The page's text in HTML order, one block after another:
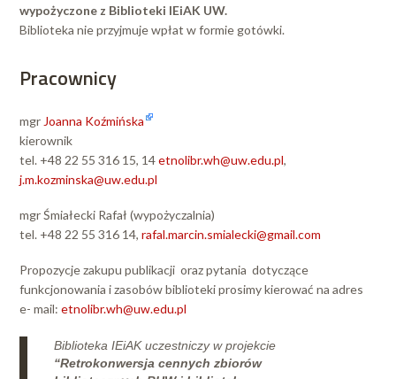
wypożyczone z Biblioteki IEiAK UW.
Biblioteka nie przyjmuje wpłat w formie gotówki.
Pracownicy
mgr Joanna Koźmińska
kierownik
tel. +48 22 55 316 15, 14etnolibr.wh@uw.edu.pl,
j.m.kozminska@uw.edu.pl
mgr Śmiałecki Rafał (wypożyczalnia)
tel. +48 22 55 316 14, rafal.marcin.smialecki@gmail.com
Propozycje zakupu publikacji oraz pytania dotyczące
funkcjonowania i zasobów biblioteki prosimy kierować na adres
e- mail: etnolibr.wh@uw.edu.pl
Biblioteka IEiAK uczestniczy w projekcie
“Retrokonwersja cennych zbiorów